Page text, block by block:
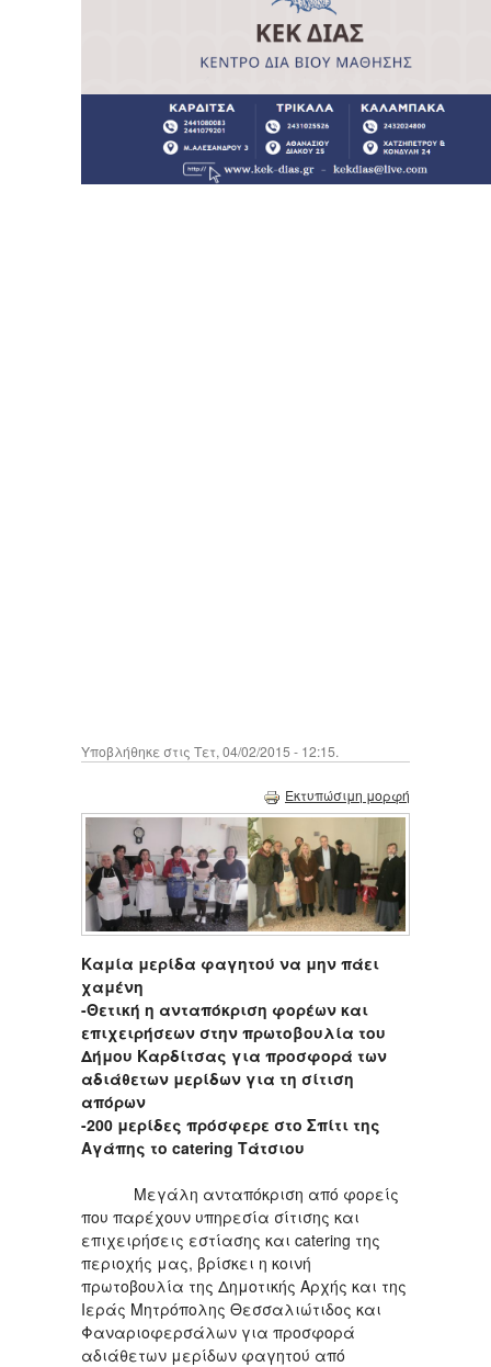
Υποβλήθηκε στις Τετ, 04/02/2015 - 12:15.
Εκτυπώσιμη μορφή
Καμία μερίδα φαγητού να μην πάει
χαμένη
-Θετική η ανταπόκριση φορέων και
επιχειρήσεων στην πρωτοβουλία του
Δήμου Καρδίτσας για προσφορά των
αδιάθετων μερίδων για τη σίτιση
απόρων
-200 μερίδες πρόσφερε στο Σπίτι της
Αγάπης το catering Τάτσιου
Μεγάλη ανταπόκριση από φορείς
που παρέχουν υπηρεσία σίτισης και
επιχειρήσεις εστίασης και catering της
περιοχής μας, βρίσκει η κοινή
πρωτοβουλία της Δημοτικής Αρχής και της
Ιεράς Μητρόπολης Θεσσαλιώτιδος και
Φαναριοφερσάλων για προσφορά
αδιάθετων μερίδων φαγητού από